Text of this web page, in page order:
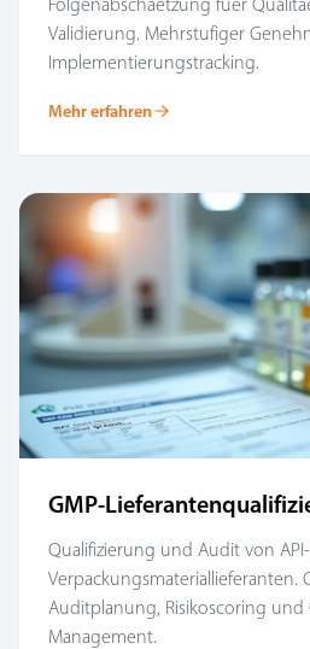
Validierung. Mehrstufiger
Implementierungstracking.
Mehr erfahren
GMP-
Qualifizierung und Audit von
Verpackungsmateriallieferanten.
Auditplanung, Risikoscoring
Management.